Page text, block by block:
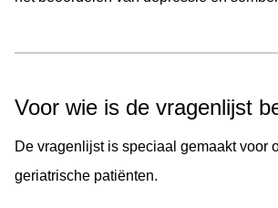
Voor wie is de vragenlijst
De vragenlijst is speciaal gemaakt voor
geriatrische patiënten.